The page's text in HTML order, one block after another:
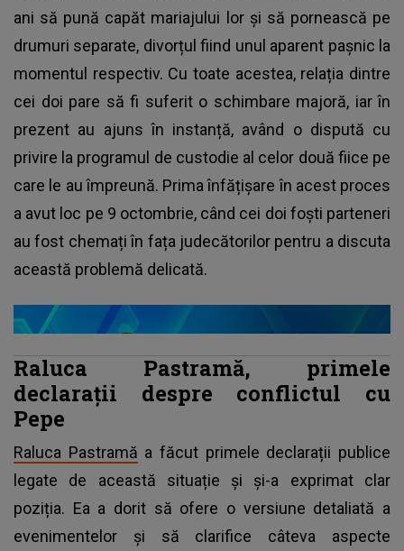
ani să pună capăt mariajului lor și să pornească pe
drumuri separate, divorțul fiind unul aparent pașnic la
momentul respectiv. Cu toate acestea, relația dintre
cei doi pare să fi suferit o schimbare majoră, iar în
prezent au ajuns în instanță, având o dispută cu
privire la programul de custodie al celor două fiice pe
care le au împreună. Prima înfățișare în acest proces
a avut loc pe 9 octombrie, când cei doi foști parteneri
au fost chemați în fața judecătorilor pentru a discuta
această problemă delicată.
Raluca Pastramă, primele
declarații despre conflictul cu
Pepe
Raluca Pastramă a făcut primele declarații publice
legate de această situație și și-a exprimat clar
poziția. Ea a dorit să ofere o versiune detaliată a
evenimentelor și să clarifice câteva aspecte